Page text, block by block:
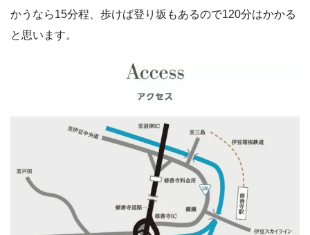
かうなら15分程、歩けば登り坂もあるので120分はかかる
と思います。